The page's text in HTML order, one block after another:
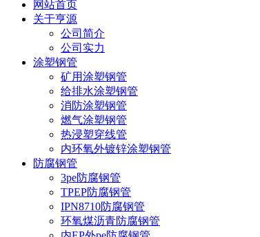
网站首页
关于亨源
公司简介
公司实力
涂塑钢管
矿用涂塑钢管
给排水涂塑钢管
消防涂塑钢管
燃气涂塑钢管
热浸塑穿线管
内环氧外镀锌涂塑钢管
防腐钢管
3pe防腐钢管
TPEP防腐钢管
IPN8710防腐钢管
环氧煤沥青防腐钢管